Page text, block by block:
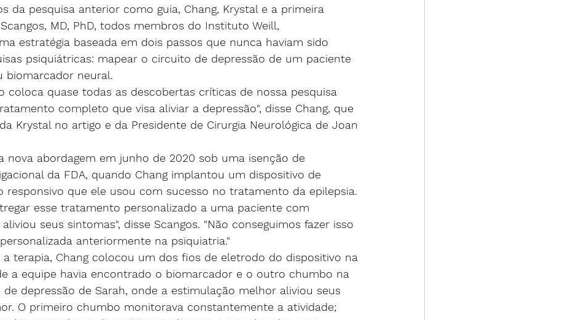
da pesquisa anterior como guia, Chang, Krystal e a primeira
MD, PhD, todos membros do Instituto Weill,
estratégia baseada em dois passos que nunca haviam sido
psiquiátricas: mapear o circuito de depressão de um paciente
biomarcador neural.
coloca quase todas as descobertas críticas de nossa pesquisa
completo que visa aliviar a depressão", disse Chang, que
Krystal no artigo e da Presidente de Cirurgia Neurológica de Joan
nova abordagem em junho de 2020 sob uma isenção de
da FDA, quando Chang implantou um dispositivo de
responsivo que ele usou com sucesso no tratamento da epilepsia.
esse tratamento personalizado a uma paciente com
seus sintomas", disse Scangos. "Não conseguimos fazer isso
anteriormente na psiquiatria."
a terapia, Chang colocou um dos fios de eletrodo do dispositivo na
a equipe havia encontrado o biomarcador e o outro chumbo na
depressão de Sarah, onde a estimulação melhor aliviou seus
O primeiro chumbo monitorava constantemente a atividade;